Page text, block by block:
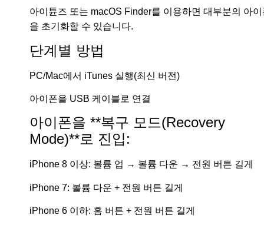
아이튠즈 또는 macOS Finder를 이용하면 대부분의 아이
을 초기화할 수 있습니다.
단계별 방법
PC/Mac에서 iTunes 실행(최신 버전)
아이폰을 USB 케이블로 연결
아이폰을 **복구 모드(Recovery
Mode)**로 진입:
iPhone 8 이상: 볼륨 업 → 볼륨 다운 → 전원 버튼 길게
iPhone 7: 볼륨 다운 + 전원 버튼 길게
iPhone 6 이하: 홈 버튼 + 전원 버튼 길게